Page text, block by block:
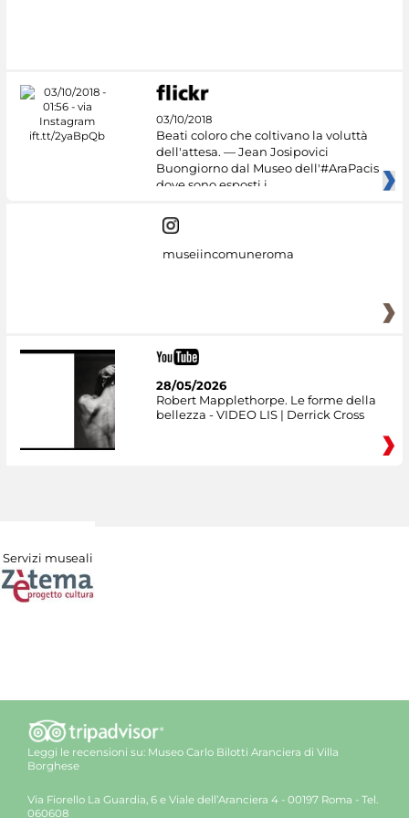
03/10/2018
Beati coloro che coltivano la voluttà
dell'attesa. — Jean Josipovici
Buongiorno dal Museo dell'#AraPacis
dove sono esposti i
museiincomuneroma
28/05/2026
Robert Mapplethorpe. Le forme della
bellezza - VIDEO LIS | Derrick Cross
Servizi museali
Leggi le recensioni su: Museo Carlo Bilotti Aranciera di Villa
Borghese
Via Fiorello La Guardia, 6 e Viale dell’Aranciera 4 - 00197 Roma - Tel.
060608